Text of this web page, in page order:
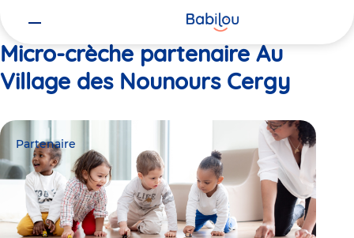
Micro-crèche partenaire Au
Village des Nounours Cergy
Partenaire